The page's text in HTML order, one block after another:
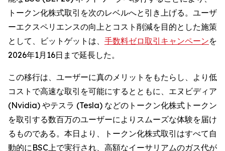
トークン化株式取引を次のレベルへと引き上げる。ユーザ
ーエクスペリエンスの向上とコスト削減を目的とした施策
として、ビットゲットは、 手数料ゼロ取引キャンペーンを
2026年1月16日まで延長した。
この移行は、ユーザーに真のメリットをもたらし、より低
コストで高速な取引を可能にするとともに、エヌビディア
(Nvidia) やテスラ (Tesla) などのトークン化株式トークン
を取引する数百万のユーザーによりスムーズな体験を届け
るものである。本日より、トークン化株式取引はすべて自
動的にBSC上で実行され、高額なイーサリアムのガス代が